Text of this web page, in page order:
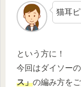
猫耳
という方に！
今回はダイソー
ス」の編み方を